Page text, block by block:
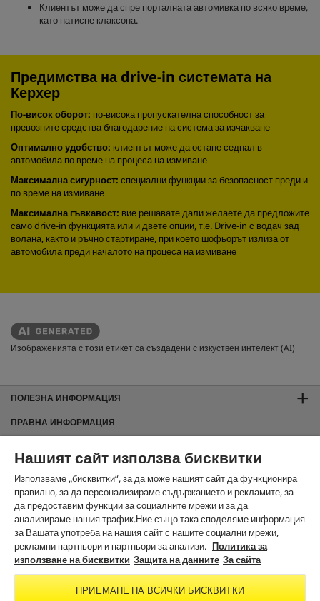
Клиентът може да спре порталната автомивка по всяко време,
като натисне клаксона.
Предимства на drive-in системата на
Керхер
По-висок оборот: по-висока пропускателна способност за
превозните средства благодарение на система за изчакване
Оптимално удобство: клиентът може да остане седнал в
автомобила по време на процеса на измиване
Максимална сигурност: специални функции за безопасност преди и
по време на измиване
Максимална гъвкавост: вие решавате дали желаете да предложите
само drive-in функцията или и двете опции, т.е. Drive-in с водач зад
волана, както и ръчно стартиране, при което шофьорът излиза от
автомобила преди началото на процеса на измиване
Изображенията с този етикет са създадени с изкуствен интелект (AI)
ПОЛЕЗНА ИНФОРМАЦИЯ
ПРАВНА ИНФОРМАЦИЯ
За сайта
Защита на данните
Използване на бисквитки
Карта на сайта
Информация за изхвърляне и приемане обратно
Noto License Statement
ЗА КОНТАКТИ
В СОЦИАЛНИТЕ МРЕЖИ
Нашият сайт използва бисквитки
Използваме „бисквитки“, за да може нашият сайт да функционира
правилно, за да персонализираме съдържанието и рекламите, за
да предоставим функции за социалните мрежи и за да
анализираме нашия трафик.Ние също така споделяме информация
за Вашата употреба на нашия сайт с нашите социални мрежи,
рекламни партньори и партньори за анализи. Политика за
използване на бисквитки Защита на данните За сайта
ПРИЕМАНЕ НА ВСИЧКИ БИСКВИТКИ